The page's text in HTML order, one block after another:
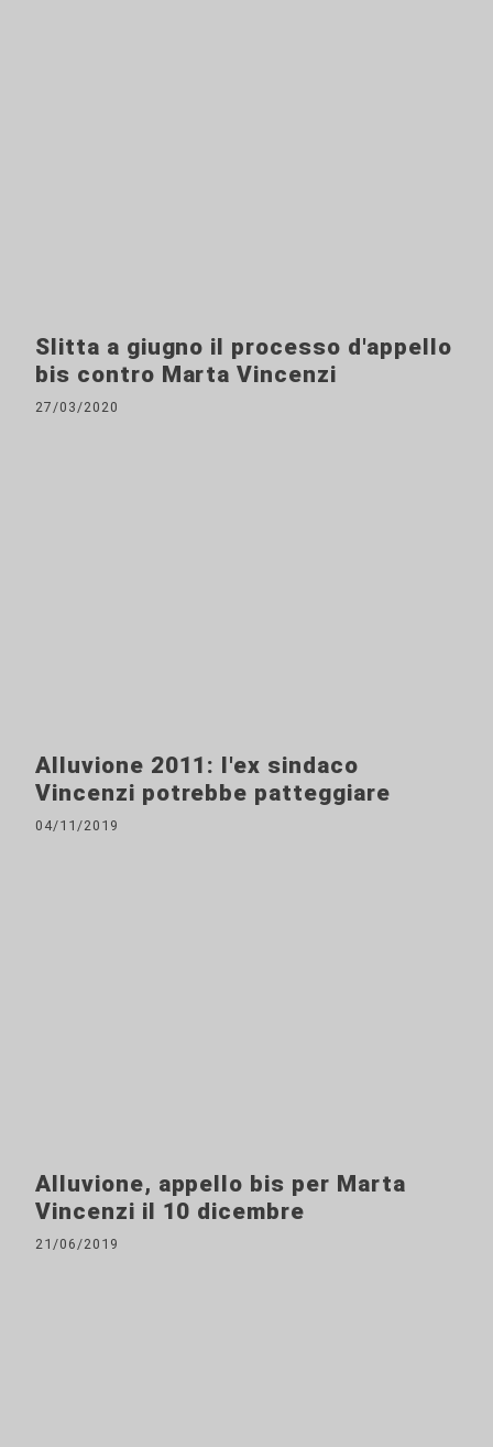
Slitta a giugno il processo d'appello
bis contro Marta Vincenzi
27/03/2020
Alluvione 2011: l'ex sindaco
Vincenzi potrebbe patteggiare
04/11/2019
Alluvione, appello bis per Marta
Vincenzi il 10 dicembre
21/06/2019